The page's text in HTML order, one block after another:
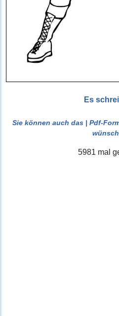
Es
Sie können auch das | Pdf-
5981 mal